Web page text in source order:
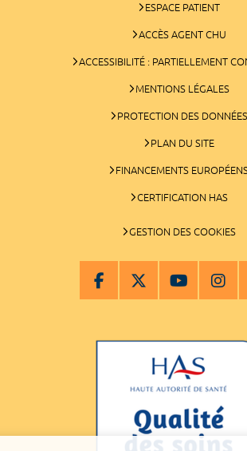
ESPACE PATIENT
ACCÈS AGENT CHU
ACCESSIBILITÉ : PARTIELLEMENT
MENTIONS LÉGALES
PROTECTION DES DONNÉES
PLAN DU SITE
FINANCEMENTS
CERTIFICATION HAS
GESTION DES COOKIES